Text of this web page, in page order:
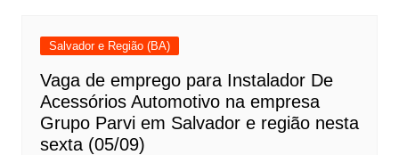
Salvador e Região (BA)
Vaga de emprego para Instalador De
Acessórios Automotivo na empresa
Grupo Parvi em Salvador e região nesta
sexta (05/09)